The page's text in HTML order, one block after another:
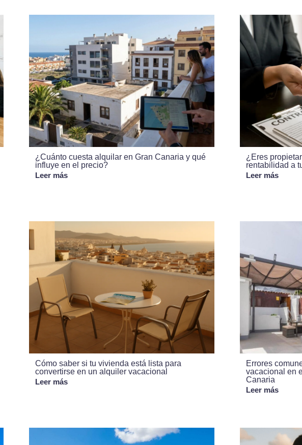
¿Cuánto cuesta alquilar en Gran Canaria y qué
influye en el precio?
Leer más
¿Eres
rentabilidad a
Leer más
Cómo saber si tu vivienda está lista para
convertirse en un alquiler vacacional
Leer más
Errores
vacacional en
Canaria
Leer más